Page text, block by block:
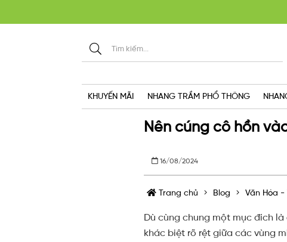
KHUYẾN MÃI NHANG TRẦM PHỔ THÔNG
Nên cúng cô hồn
16/08/2024
Trang chủ Blog Văn Hóa -
Dù cùng chung một mục đích
khác biệt rõ rệt giữa các vùng